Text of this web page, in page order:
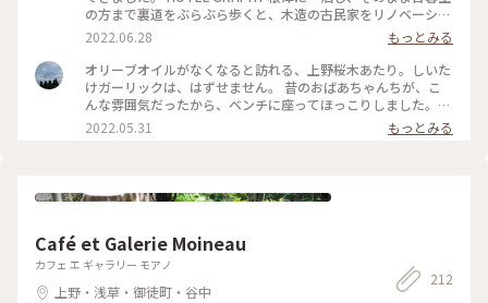
の方まで裏道をぶらぶら歩くと、木造の古民家をリノベーショ
ンしたカフェやお店がちらほら。 土曜日の散策でしたが、程
よく落ち着いていて、久しぶりの晴天の空の下東京散歩を満喫
しました☺️ 気になるお店もたくさん見つけたのでまた遊びに
来たいな〜！ HOTEL GRAPHY 根津 https://www.hotel-
graphy.com 上野桜木あたり https://uenosakuragiatari.jp
2022.06.28
もっとみる
オリーブオイルがなくなると訪れる、上野桜木あたり。しいた
けガーリックは、はずせません。 昔のおばあちゃんちが、こ
んな雰囲気だったから、ベンチに座ってほっこりしました。
次は谷中ビールを飲みたいな😉 #Myことりっぷ #春風さん
ぽ #ヒーリング旅 #谷根千 #上野桜木あたり #古民家 #
2022.05.31 もっとみる
Café et Galerie Moineau
カフェ エ ギャラリー モアノ
上野・浅草・御徒町・谷中
212